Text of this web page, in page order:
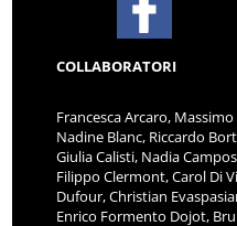
COLLABORATORI
Francesca Arcaro,
Nadine Blanc, Riccardo
Giulia Calisti, Nadia
Filippo Clermont, Carol Di
Dufour, Christian
Enrico Formento Dojot,